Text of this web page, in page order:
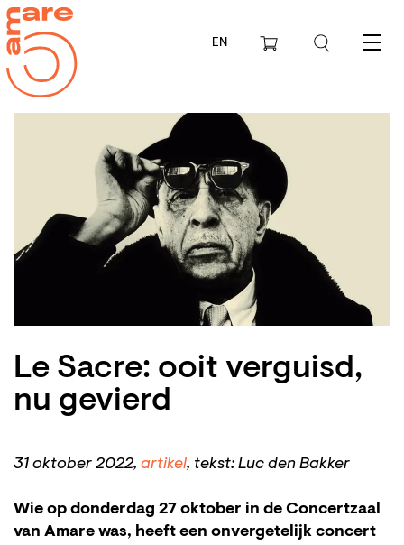
EN Menu
Le Sacre: ooit verguisd,
nu gevierd
31 oktober 2022, artikel, tekst: Luc den Bakker
Wie op donderdag 27 oktober in de Concertzaal
van Amare was, heeft een onvergetelijk concert